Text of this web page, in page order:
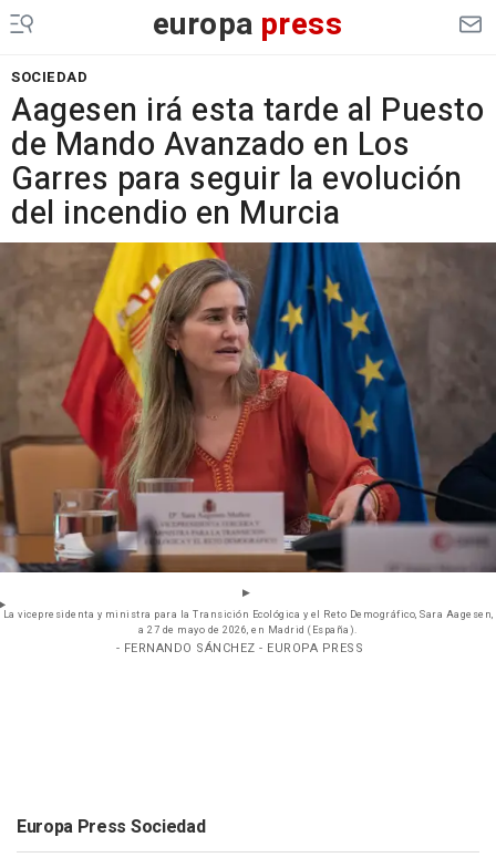
europa press
SOCIEDAD
Aagesen irá esta tarde al Puesto
de Mando Avanzado en Los
Garres para seguir la evolución
del incendio en Murcia
La vicepresidenta y ministra para la Transición Ecológica y el Reto Demográfico, Sara Aagesen,
a 27 de mayo de 2026, en Madrid (España).
- FERNANDO SÁNCHEZ - EUROPA PRESS
Europa Press Sociedad